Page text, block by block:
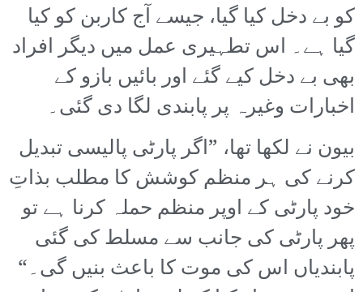
کو بے دخل کیا گیا، جیسے آج کاربن کو کیا
گیا ہے۔ اس تطہیری عمل میں دیگر افراد
بھی بے دخل کیے گئے اور بائیں بازو کے
اخبارات وغیرہ پر پابندی لگا دی گئی۔
بیون نے لکھا تھا، ”اگر پارٹی پالیسی تبدیل
کرنے کی ہر منظم کوشش کا مطلب بذاتِ
خود پارٹی کے اوپر منظم حملہ کرنا ہے تو
پھر پارٹی کی جانب سے مسلط کی گئی
پابندیاں اس کی موت کا باعث بنیں گی۔“